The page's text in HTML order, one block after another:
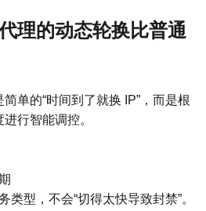
理的动态轮换比普通
单的“时间到了就换 IP”，而是根
行智能调控。
类型，不会“切得太快导致封禁”。